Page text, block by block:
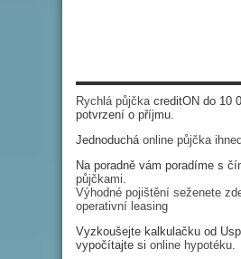
Rychlá půjčkacreditON do 10
potvrzení o příjmu.
Jednoduchá online půjčka ihned
Na poradně vám poradíme s
půjčkami.
Výhodné pojištění seženete
operativní leasing
Vyzkoušejte kalkulačku od
vypočítajte si online hypotéku.